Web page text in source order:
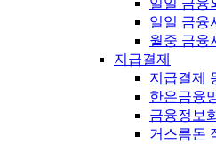
일일 금융
일일 금융
월중 금융
지급결제
지급결제
한은금융
금융정보
거스름돈